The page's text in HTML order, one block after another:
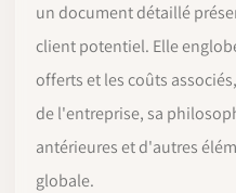
un document détaillé
client potentiel. Elle
offerts et les coûts
de l'entreprise, sa
antérieures et d'autres
globale.